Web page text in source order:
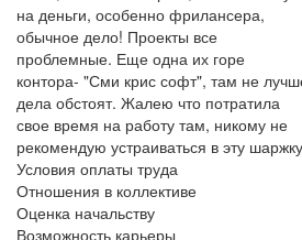
на деньги, особенно фрилансера,
обычное дело! Проекты все
проблемные. Еще одна их горе
контора- "Сми крис софт", там не
дела обстоят. Жалею что потратила
свое время на работу там, никому не
рекомендую устраиваться в эту
Условия оплаты труда
Отношения в коллективе
Оценка начальству
Возможность карьеры